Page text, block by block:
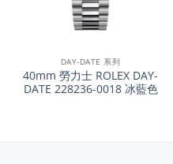
DAY-DATE 系列
40mm 勞力士 ROLEX DAY-
DATE 228236-0018 冰藍色